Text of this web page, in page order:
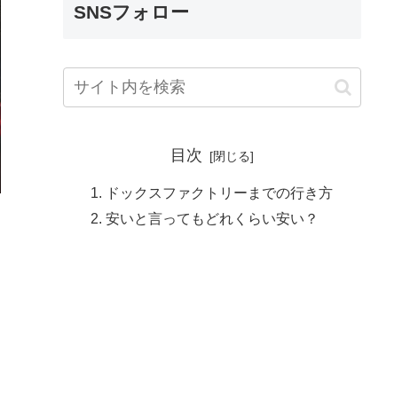
SNSフォロー
目次
ドックスファクトリーまでの行き方
安いと言ってもどれくらい安い？